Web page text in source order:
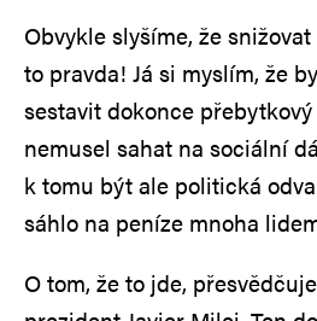
Obvykle slyšíme, že
to pravda! Já si myslím, že
sestavit dokonce
nemusel sahat na sociální
k tomu být ale politická
sáhlo na peníze mnoha
O tom, že to jde,